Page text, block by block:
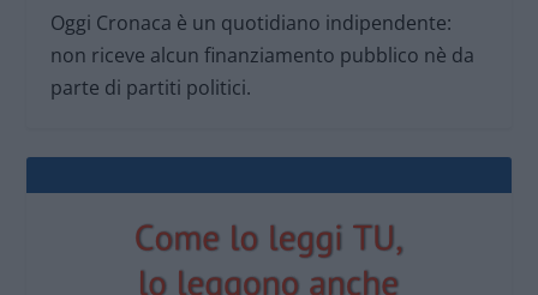
Oggi Cronaca è un quotidiano indipendente:
non riceve alcun finanziamento pubblico nè da
parte di partiti politici.